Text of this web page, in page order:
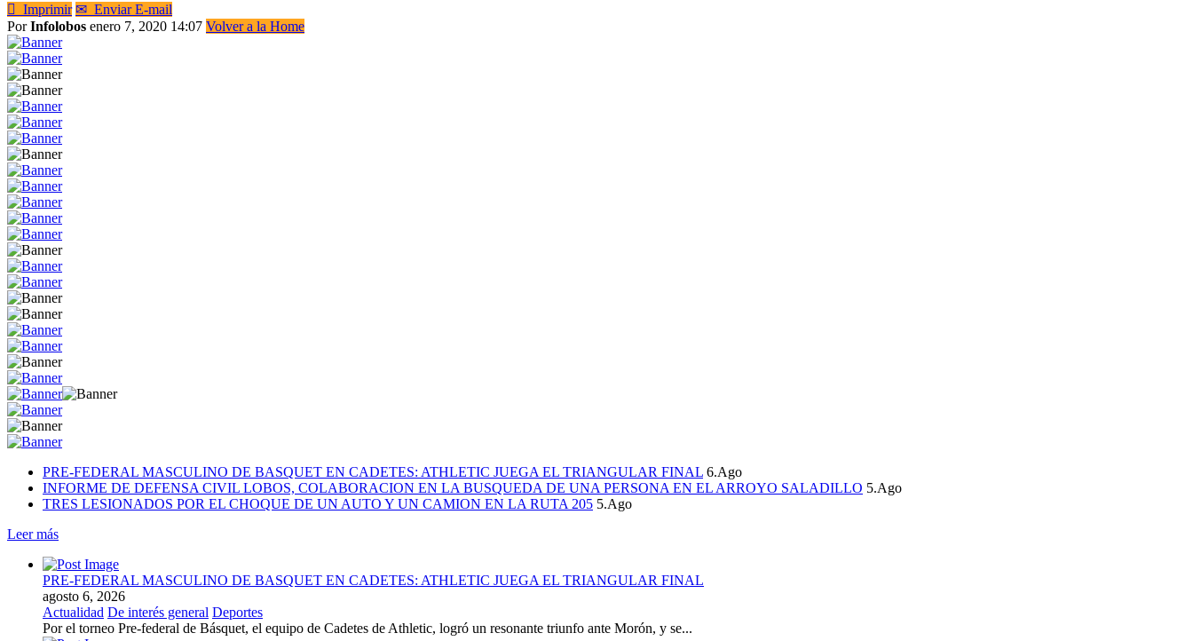
 Imprimir ✉ Enviar E-mail
PorInfolobos enero 7, 2020 14:07 Volver a la Home
PRE-FEDERAL MASCULINO DE BASQUET EN CADETES: ATHLETIC JUEGA EL TRIANGULAR FINAL 6.Ago
INFORME DE DEFENSA CIVIL LOBOS, COLABORACION EN LA BUSQUEDA DE UNA PERSONA EN EL ARROYO SALADILLO 5.Ago
TRES LESIONADOS POR EL CHOQUE DE UN AUTO Y UN CAMION EN LA RUTA 205 5.Ago
Leer más
PRE-FEDERAL MASCULINO DE BASQUET EN CADETES: ATHLETIC JUEGA EL TRIANGULAR FINAL
agosto 6, 2026
Actualidad De interés general Deportes
Por el torneo Pre-federal de Básquet, el equipo de Cadetes de Athletic, logró un resonante triunfo ante Morón, y se...